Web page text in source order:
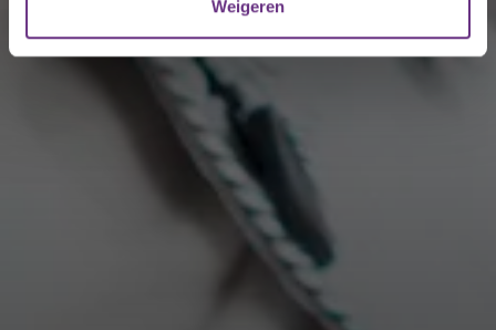
U kunt uw toestemming op elk moment wijzigen of
cookieverklaring
het ronde cookie-instellingenicoontje linksonder op de
Weigeren